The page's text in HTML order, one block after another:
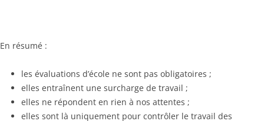
En résumé :
les évaluations d’école ne sont pas obligatoires ;
elles entraînent une surcharge de travail ;
elles ne répondent en rien à nos attentes ;
elles sont là uniquement pour contrôler le travail des